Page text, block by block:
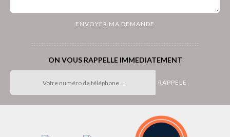
ON VOUS RAPPELLE IMMEDIATEMENT